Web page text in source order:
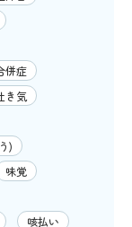
併症
き気
)
味覚
咳払い